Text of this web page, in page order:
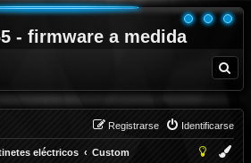
- firmware a medida
u
Identificarse
Registrarse
eléctricos Custom